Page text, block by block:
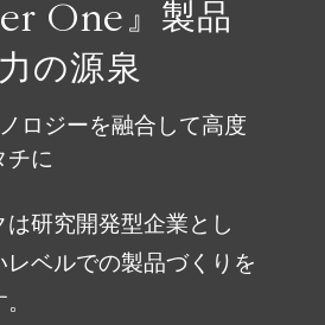
病気と治療
One』製品
の源泉
ロジーを融合して高度
チに
研究開発型企業とし
レベルでの製品づくりを